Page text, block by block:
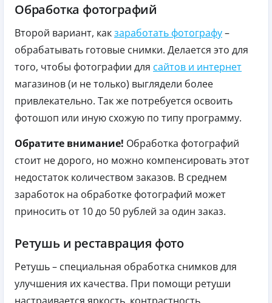
Обработка фотографий
Второй вариант, какзаработать фотографу–
обрабатывать готовые снимки. Делается это для
того, чтобы фотографии для сайтов и интернет
магазинов (и не только) выглядели более
привлекательно. Так же потребуется освоить
фотошоп или иную схожую по типу программу.
Обратите внимание! Обработка фотографий
стоит не дорого, но можно компенсировать этот
недостаток количеством заказов. В среднем
заработок на обработке фотографий может
приносить от 10 до 50 рублей за один заказ.
Ретушь и реставрация фото
Ретушь – специальная обработка снимков для
улучшения их качества. При помощи ретуши
настраивается яркость, контрастность,